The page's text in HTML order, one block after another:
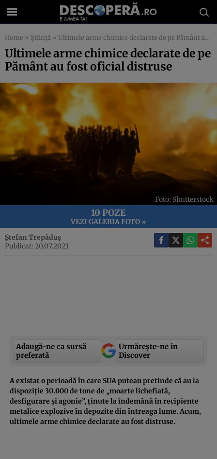
Home » Știință » Ultimele arme chimice declarate de pe Pământ au fost oficial distruse
Ultimele arme chimice declarate de pe
Pământ au fost oficial distruse
Foto: Shutterstock
10 POZE
VEZI GALERIA FOTO »
Ștefan Trepăduș
Publicat: 20.07.2023
Adaugă-ne ca sursă
preferată
Urmărește-ne in
Discover
A existat o perioadă în care SUA puteau pretinde că au la
dispoziție 30.000 de tone de „moarte lichefiată,
desfigurare și agonie”, ținute la îndemână în recipiente
metalice explozive în depozite din întreaga lume. Acum,
ultimele arme chimice declarate au fost distruse.